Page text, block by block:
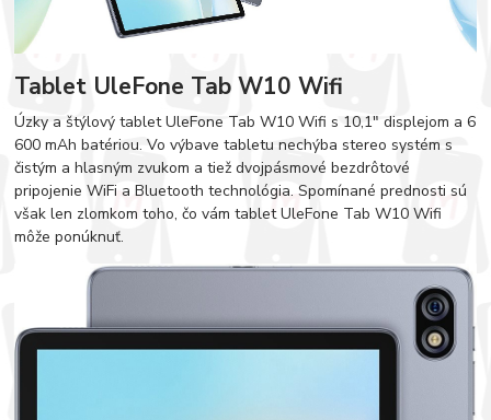
Tablet UleFone Tab W10 Wifi
Úzky a štýlový tablet UleFone Tab W10 Wifi s 10,1" displejom a 6
600 mAh batériou. Vo výbave tabletu nechýba stereo systém s
čistým a hlasným zvukom a tiež dvojpásmové bezdrôtové
pripojenie WiFi a Bluetooth technológia. Spomínané prednosti sú
však len zlomkom toho, čo vám tablet UleFone Tab W10 Wifi
môže ponúknuť.